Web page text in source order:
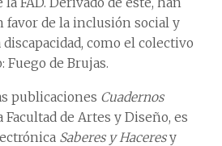
de la inclusión social y
como el colectivo
de Brujas.
publicaciones Cuadernos
Facultad de Artes y Diseño, es
Saberes y Haceresy